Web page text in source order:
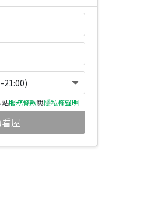
21:00)
站服務條款與隱私權聲明
屋